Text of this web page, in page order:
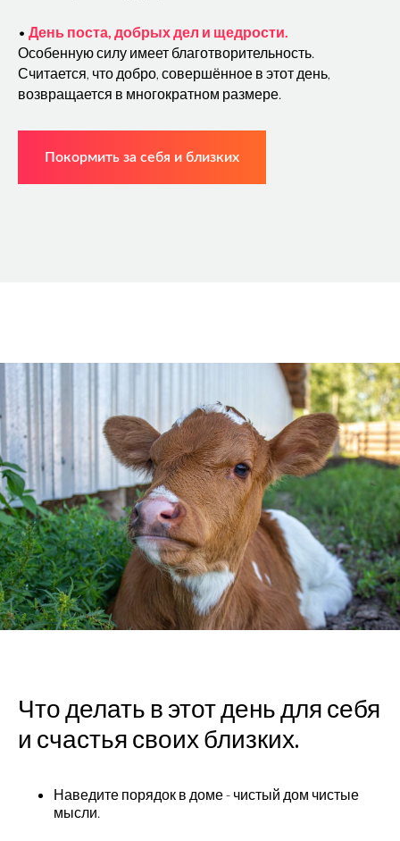
• День поста, добрых дел и щедрости.
Особенную силу имеет благотворительность.
Считается, что добро, совершённое в этот день,
возвращается в многократном размере.
Покормить за себя и близких
Что делать в этот день для себя
и счастья своих близких.
Наведите порядок в доме - чистый дом чистые
мысли.